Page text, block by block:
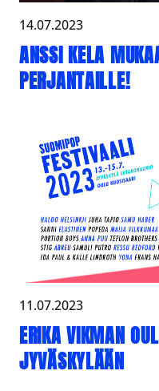
14.07.2023
ANSSI KELA
PERJANTAILLE!
11.07.2023
ERIKA VIKMAN
JYVÄSKYLÄÄN